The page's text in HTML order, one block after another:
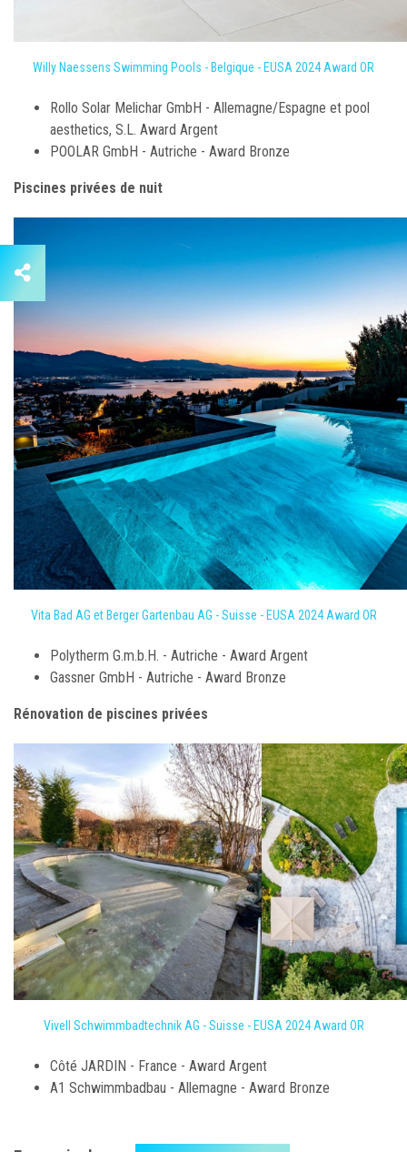
Willy Naessens Swimming Pools - Belgique - EUSA 2024 Award OR
Rollo Solar Melichar GmbH - Allemagne/Espagne et pool
aesthetics, S.L. Award Argent
POOLAR GmbH - Autriche - Award Bronze
Piscines privées de nuit
Vita Bad AG et Berger Gartenbau AG - Suisse - EUSA 2024 Award OR
Polytherm G.m.b.H. - Autriche - Award Argent
Gassner GmbH - Autriche - Award Bronze
Rénovation de piscines privées
Vivell Schwimmbadtechnik AG - Suisse - EUSA 2024 Award OR
Côté JARDIN - France - Award Argent
A1 Schwimmbadbau - Allemagne - Award Bronze